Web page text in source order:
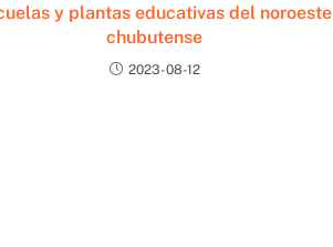
y plantas educativas del noroeste
chubutense
2023-08-12